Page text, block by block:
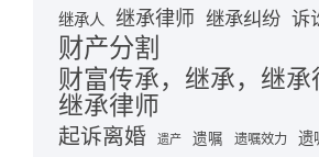
继承人 继承律师 继承纠纷 诉
财产分割
财富传承，继承，继承
继承律师
起诉离婚 遗产 遗嘱 遗嘱效力 遗